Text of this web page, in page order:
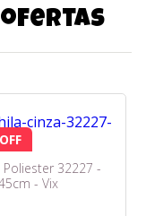
ofertas
Poliester 32227 -
- Vix